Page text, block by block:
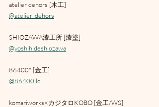
atelier dehors [木工]
@atelier_dehors
SHIOZAWA漆工所 [漆塗]
@yoshihideshiozawa
86400" [金工]
@86400llc
komariworks×カジタロKOBO [金工/WS]